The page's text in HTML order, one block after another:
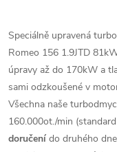
ů
ů
v
l
á
d
Speciálně upravená
Romeo 156 1.9JTD
úpravy až do 170kW a
sami odzkoušené v
Všechna naše
160.000ot./min
doručení do druhého